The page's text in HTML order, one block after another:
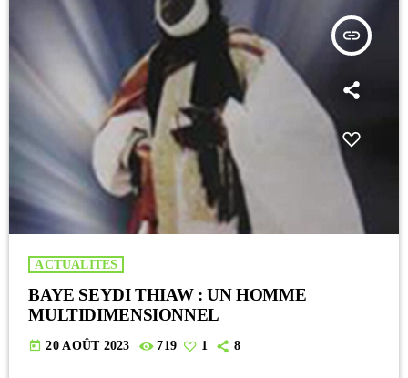
insert_link
ACTUALITES
BAYE SEYDI THIAW : UN HOMME
MULTIDIMENSIONNEL
today 20 AOÛT 2023 719 1 8